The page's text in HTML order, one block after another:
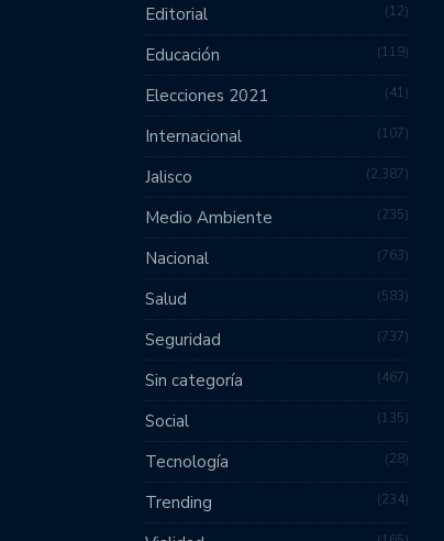
Editorial 12
Educación 119
Elecciones 2021 41
Internacional 107
Jalisco 2,387
Medio Ambiente 235
Nacional 763
Salud 583
Seguridad 737
Sin categoría 467
Social 135
Tecnología 28
Trending 234